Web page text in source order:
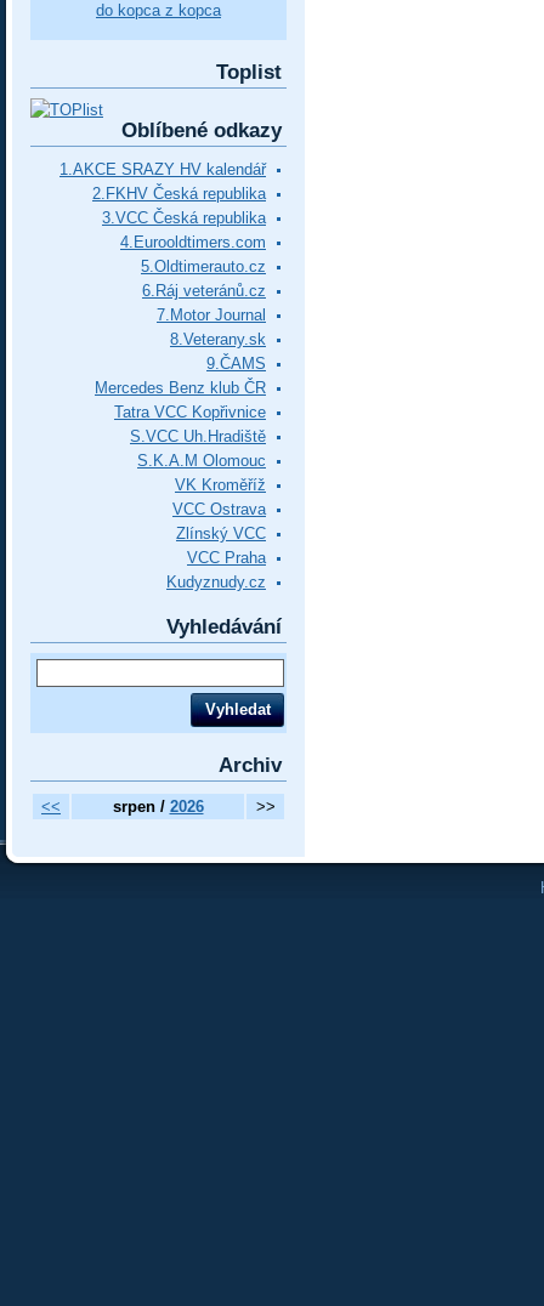
do kopca z kopca
Toplist
Oblíbené odkazy
1.AKCE SRAZY HV kalendář
2.FKHV Česká republika
3.VCC Česká republika
4.Eurooldtimers.com
5.Oldtimerauto.cz
6.Ráj veteránů.cz
7.Motor Journal
8.Veterany.sk
9.ČAMS
Mercedes Benz klub ČR
Tatra VCC Kopřivnice
S.VCC Uh.Hradiště
S.K.A.M Olomouc
VK Kroměříž
VCC Ostrava
Zlínský VCC
VCC Praha
Kudyznudy.cz
Vyhledávání
Archiv
<< srpen / 2026 >>